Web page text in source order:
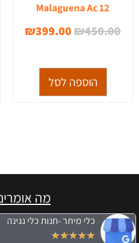
Malaguena Ac 12
₪450.00
₪399.00
הוספה לסל
מה
כלי מיתר -חנות כלי נגינה
★
★
★
★
★